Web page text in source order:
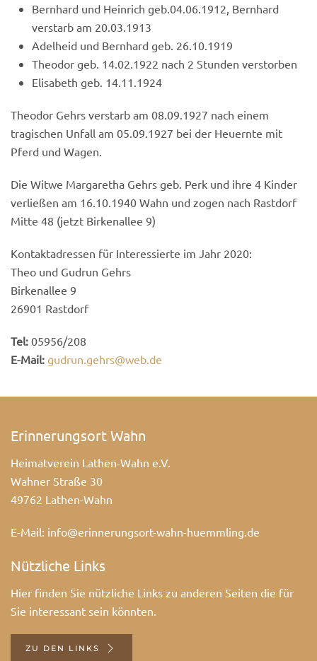
Bernhard und Heinrich geb.04.06.1912, Bernhard
verstarb am 20.03.1913
Adelheid und Bernhard geb. 26.10.1919
Theodor geb. 14.02.1922 nach 2 Stunden verstorben
Elisabeth geb. 14.11.1924
Theodor Gehrs verstarb am 08.09.1927 nach einem
tragischen Unfall am 05.09.1927 bei der Heuernte mit
Pferd und Wagen.
Die Witwe Margaretha Gehrs geb. Perk und ihre 4 Kinder
verließen am 16.10.1940 Wahn und zogen nach Rastdorf
Mitte 48 (jetzt Birkenallee 9)
Kontaktadressen für Interessierte im Jahr 2020:
Theo und Gudrun Gehrs
Birkenallee 9
26901 Rastdorf
Tel: 05956/208
E-Mail: gudrun.gehrs@web.de
Erinnerungsort Wahn
Heimatverein Lathen-Wahn e.V.
Wahner Straße 30
49762 Lathen-Wahn
E-Mail: info@erinnerungsort-wahn-huemmling.de
Nützliche Links
Hier finden Sie nützliche Links zu anderen Seiten die für
Sie interessant sein könnten.
ZU DEN LINKS